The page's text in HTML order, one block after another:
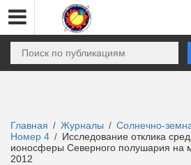
Главная / Журналы / Солнечно-
Номер 4 / Исследование отклика
ионосферы Северного полушария на
2012